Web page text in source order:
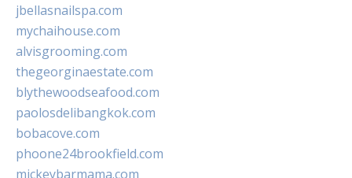
jbellasnailspa.com
mychaihouse.com
alvisgrooming.com
thegeorginaestate.com
blythewoodseafood.com
paolosdelibangkok.com
bobacove.com
phoone24brookfield.com
mickeybarmama.com